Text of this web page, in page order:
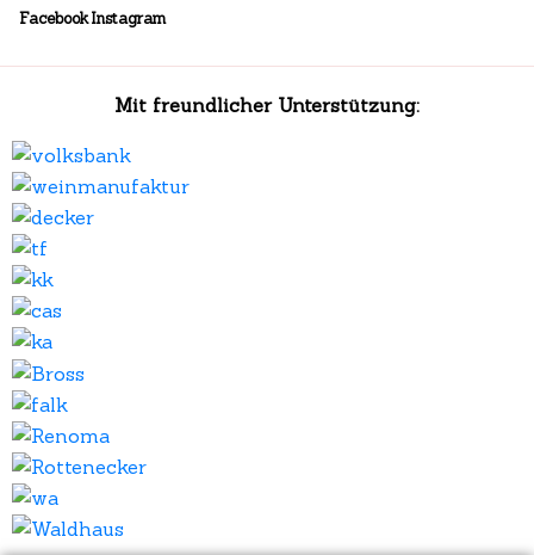
FacebookInstagram
Mit freundlicher Unterstützung: